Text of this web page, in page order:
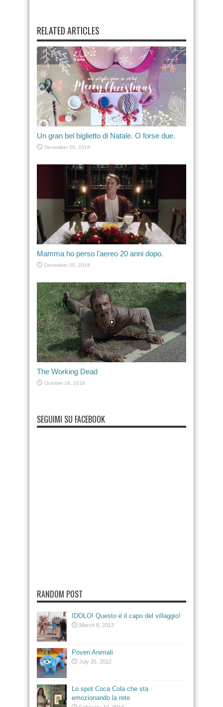
RELATED ARTICLES
Un gran bel biglietto di Natale. O forse due.
December 20, 2018
Mamma ho perso l’aereo 20 anni dopo.
December 20, 2018
The Working Dead
October 16, 2018
SEGUIMI SU FACEBOOK
RANDOM POST
IDOLO! Questo è il capo del villaggio!
March 8, 2013
Poveri Animali
July 25, 2012
Lo spot Coca Cola che sta
emozionando la rete